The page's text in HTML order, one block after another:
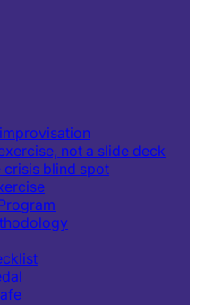
not a slide deck
crisis blind spot